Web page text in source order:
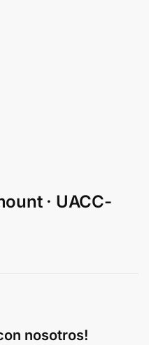
· UACC-
nosotros!